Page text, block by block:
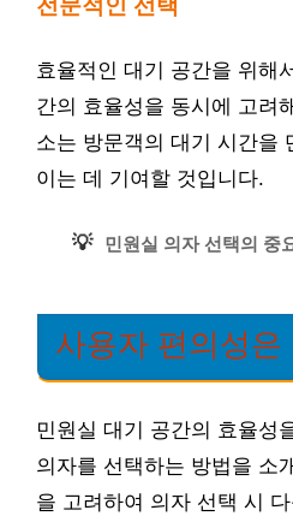
효율적인 대기 공간을 위해
간의 효율성을 동시에 고려
소는 방문객의 대기 시간을
이는 데 기여할 것입니다.
💡 민원실 의자 선택의 중
사용자 편의성은
민원실 대기 공간의 효율성
의자를 선택하는 방법을 소
을 고려하여 의자 선택 시